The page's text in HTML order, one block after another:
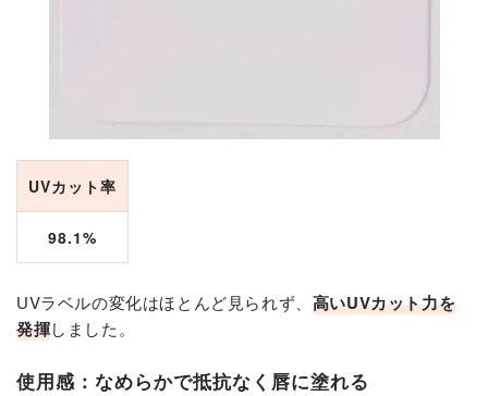
UVカット率
98.1%
UVラベルの変化はほとんど見られず、 高いUVカット力を
発揮しました。
使用感：なめらかで抵抗なく唇に塗れる